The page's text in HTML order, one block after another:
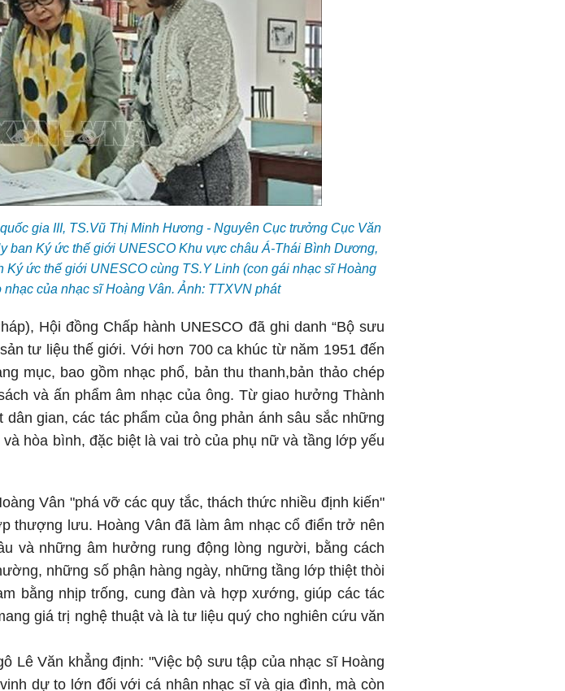
gia III, TS.Vũ Thị Minh Hương - Nguyên Cục trưởng Cục Văn
ban Ký ức thế giới UNESCO Khu vực châu Á-Thái Bình Dương,
ức thế giới UNESCO cùng TS.Y Linh (con gái nhạc sĩ Hoàng
của nhạc sĩ Hoàng Vân. Ảnh: TTXVN phát
Hội đồng Chấp hành UNESCO đã ghi danh “Bộ sưu
tư liệu thế giới. Với hơn 700 ca khúc từ năm 1951 đến
mục, bao gồm nhạc phổ, bản thu thanh,bản thảo chép
và ấn phẩm âm nhạc của ông. Từ giao hưởng Thành
gian, các tác phẩm của ông phản ánh sâu sắc những
hòa bình, đặc biệt là vai trò của phụ nữ và tầng lớp yếu
Vân "phá vỡ các quy tắc, thách thức nhiều định kiến"
thượng lưu. Hoàng Vân đã làm âm nhạc cổ điển trở nên
và những âm hưởng rung động lòng người, bằng cách
những số phận hàng ngày, những tầng lớp thiệt thòi
bằng nhịp trống, cung đàn và hợp xướng, giúp các tác
giá trị nghệ thuật và là tư liệu quý cho nghiên cứu văn
Lê Văn khẳng định: "Việc bộ sưu tập của nhạc sĩ Hoàng
dự to lớn đối với cá nhân nhạc sĩ và gia đình, mà còn